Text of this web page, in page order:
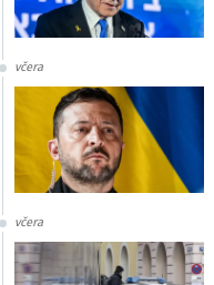
včera
včera